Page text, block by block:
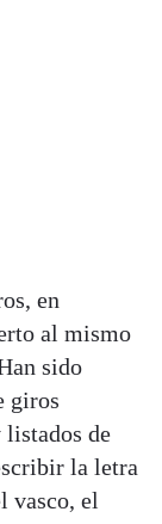
en
al mismo
sido
giros
de
la letra
vasco, el